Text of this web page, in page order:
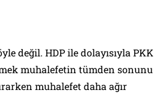
değil. HDP ile dolayısıyla PKK
muhalefetin tümden sonunu
muhalefet daha ağır